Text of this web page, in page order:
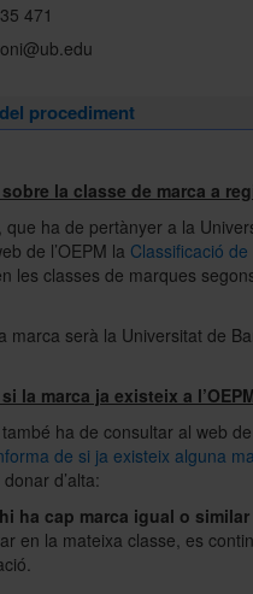
471
procediment
la classe de marca a
que ha de pertànyer a la
de l’OEPM la Classificació de
les classes de marques
marca serà la Universitat de
la marca ja existeix a
també ha de consultar al web de
de si ja existeix alguna
d’alta:
ha cap marca igual o similar
en la mateixa classe, es